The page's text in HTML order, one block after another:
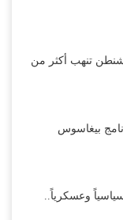
الأبرز..!
تَبْقَى صَنْعَاء
تدخل معركة
تنهب أكثر من
بيغاسوس
وعسكرياً..